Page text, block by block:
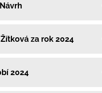
za rok 2024
2024